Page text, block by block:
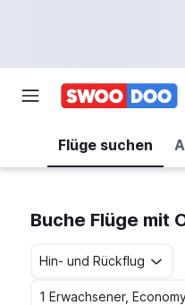
Flüge suchen
Buche Flüge mit
Hin- und Rückflug
1 Erwachsener,